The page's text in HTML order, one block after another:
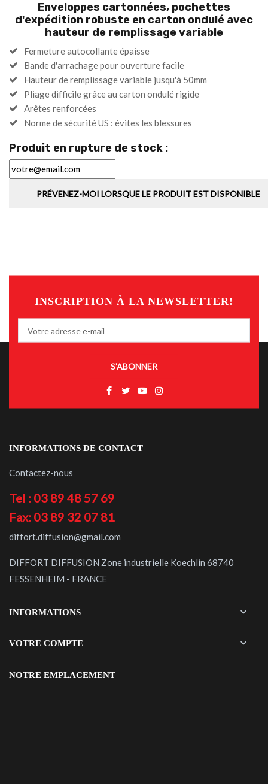
Enveloppes cartonnées, pochettes
d'expédition robuste en carton ondulé avec
hauteur de remplissage variable
Fermeture autocollante épaisse
Bande d'arrachage pour ouverture facile
Hauteur de remplissage variable jusqu'à 50mm
Pliage difficile grâce au carton ondulé rigide
Arêtes renforcées
Norme de sécurité US : évites les blessures
Produit en rupture de stock :
PRÉVENEZ-MOI LORSQUE LE PRODUIT EST DISPONIBLE
INSCRIPTION À LA NEWSLETTER!
S’ABONNER
INFORMATIONS DE CONTACT
Contactez-nous
Tel : 03 89 48 57 69
Fax: 03 89 32 07 81
diffort.diffusion@gmail.com
DIFFORT DIFFUSION Zone industrielle Koechlin 68740
FESSENHEIM - FRANCE
INFORMATIONS 
VOTRE COMPTE 
NOTRE EMPLACEMENT